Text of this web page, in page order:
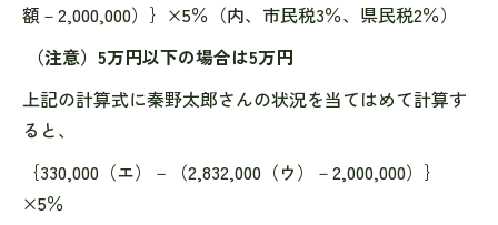
額－2,000,000）｝×5％（内、市民税3％、県民税2％）
（注意）5万円以下の場合は5万円
上記の計算式に秦野太郎さんの状況を当てはめて計算す
ると、
｛330,000（エ）－（2,832,000（ウ）－2,000,000）｝
×5％